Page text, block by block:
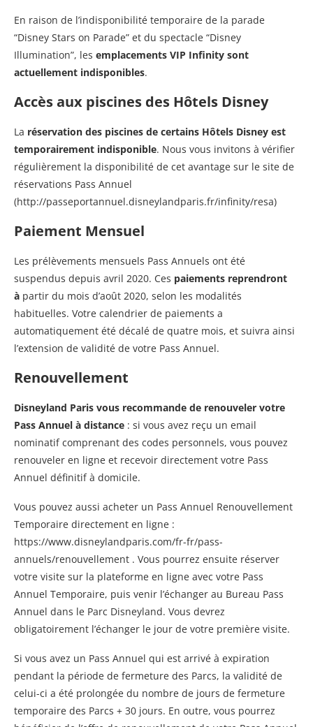
En raison de l’indisponibilité temporaire de la parade
“Disney Stars on Parade” et du spectacle “Disney
Illumination”, les emplacements VIP Infinity sont
actuellement indisponibles.
Accès aux piscines des Hôtels Disney
La réservation des piscines de certains Hôtels Disney est
temporairement indisponible. Nous vous invitons à vérifier
régulièrement la disponibilité de cet avantage sur le site de
réservations Pass Annuel
(http://passeportannuel.disneylandparis.fr/infinity/resa)
Paiement Mensuel
Les prélèvements mensuels Pass Annuels ont été
suspendus depuis avril 2020. Ces paiements reprendront
à partir du mois d’août 2020, selon les modalités
habituelles. Votre calendrier de paiements a
automatiquement été décalé de quatre mois, et suivra ainsi
l’extension de validité de votre Pass Annuel.
Renouvellement
Disneyland Paris vous recommande de renouveler votre
Pass Annuel à distance : si vous avez reçu un email
nominatif comprenant des codes personnels, vous pouvez
renouveler en ligne et recevoir directement votre Pass
Annuel définitif à domicile.
Vous pouvez aussi acheter un Pass Annuel Renouvellement
Temporaire directement en ligne :
https://www.disneylandparis.com/fr-fr/pass-
annuels/renouvellement . Vous pourrez ensuite réserver
votre visite sur la plateforme en ligne avec votre Pass
Annuel Temporaire, puis venir l’échanger au Bureau Pass
Annuel dans le Parc Disneyland. Vous devrez
obligatoirement l’échanger le jour de votre première visite.
Si vous avez un Pass Annuel qui est arrivé à expiration
pendant la période de fermeture des Parcs, la validité de
celui-ci a été prolongée du nombre de jours de fermeture
temporaire des Parcs + 30 jours. En outre, vous pourrez